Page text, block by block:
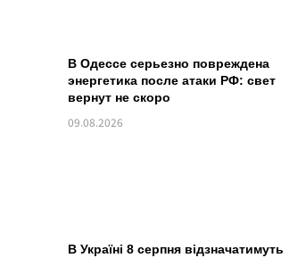
В Одессе серьезно повреждена
энергетика после атаки РФ: свет
вернут не скоро
09.08.2026
В Україні 8 серпня відзначатимуть